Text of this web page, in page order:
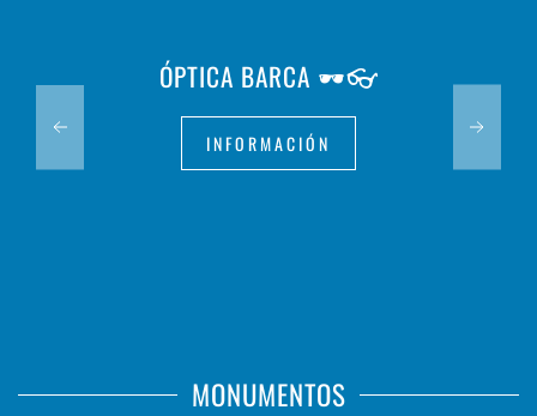
ÓPTICA BARCA 🕶️👓
INFORMACIÓN
MONUMENTOS